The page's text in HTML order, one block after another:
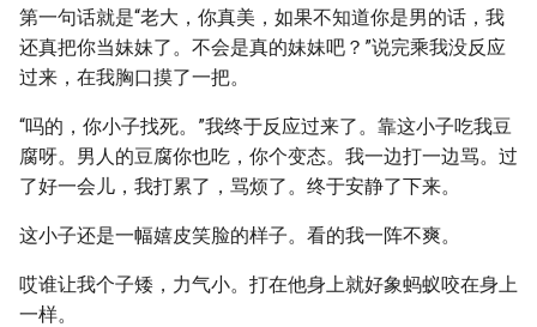
第一句话就是“老大，你真美，如果不知道你是男的话，我
还真把你当妹妹了。不会是真的妹妹吧？”说完乘我没反应
过来，在我胸口摸了一把。
“吗的，你小子找死。”我终于反应过来了。靠这小子吃我豆
腐呀。男人的豆腐你也吃，你个变态。我一边打一边骂。过
了好一会儿，我打累了，骂烦了。终于安静了下来。
这小子还是一幅嬉皮笑脸的样子。看的我一阵不爽。
哎谁让我个子矮，力气小。打在他身上就好象蚂蚁咬在身上
一样。